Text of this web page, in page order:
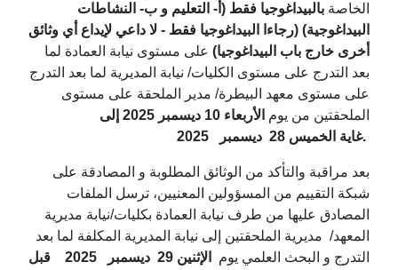
الخاصة بالبيداغوجيا فقط (أ- التعليم و ب- النشاطات
البيداغوجية) (رجاءا البيداغوجيا فقط - لا داعي لإيداع أي وثائق
أخرى خارج باب البيداغوجيا) على مستوى نيابة العمادة لما
بعد التدرج على مستوى الكليات/ نيابة المديرية لما بعد التدرج
على مستوى معهد البيطرة/ مدير الملحقة على مستوى
الملحقتين من يوم الأربعاء 10 ديسمبر 2025
إلى
غاية الخميس 28
ديسمبر 2025.
بعد مراقبة والتأكد من الوثائق المطلوبة و المصادقة على
شبكة التقييم من المسؤولين المعنيين، ترسل الملفات
المصادق عليها من طرف نيابة العمادة بكليات/نيابة مديرية
المعهد/ مديرية الملحقتين إلى نيابة المديرية المكلفة لما بعد
التدرج و البحث العلمي يوم
الإثنين 29 ديسمبر 2025 قبل